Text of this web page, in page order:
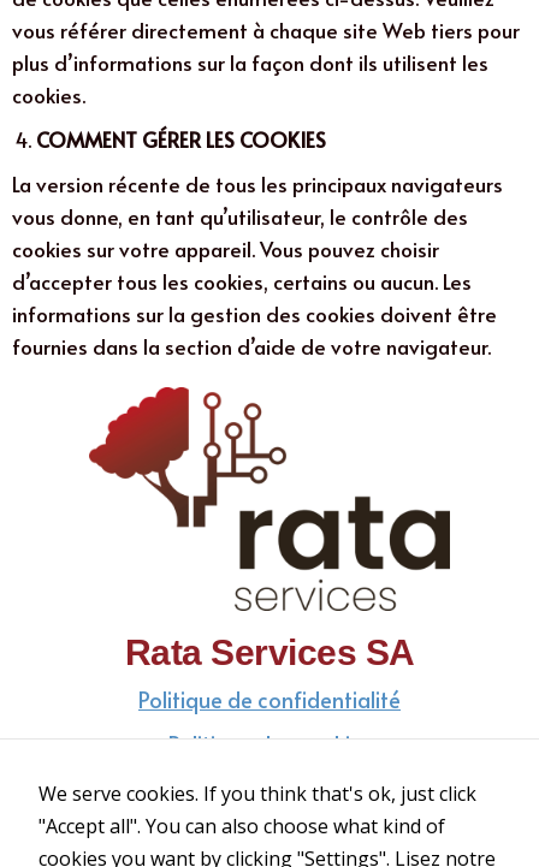
vous référer directement à chaque site Web tiers pour
plus d’informations sur la façon dont ils utilisent les
cookies.
COMMENT GÉRER LES COOKIES
La version récente de tous les principaux navigateurs
vous donne, en tant qu’utilisateur, le contrôle des
cookies sur votre appareil. Vous pouvez choisir
d’accepter tous les cookies, certains ou aucun. Les
informations sur la gestion des cookies doivent être
fournies dans la section d’aide de votre navigateur.
Rata Services SA
Politique de confidentialité
Politique des cookies
Conditions générales
We serve cookies. If you think that's ok, just click
"Accept all". You can also choose what kind of
cookies you want by clicking "Settings". Lisez notre